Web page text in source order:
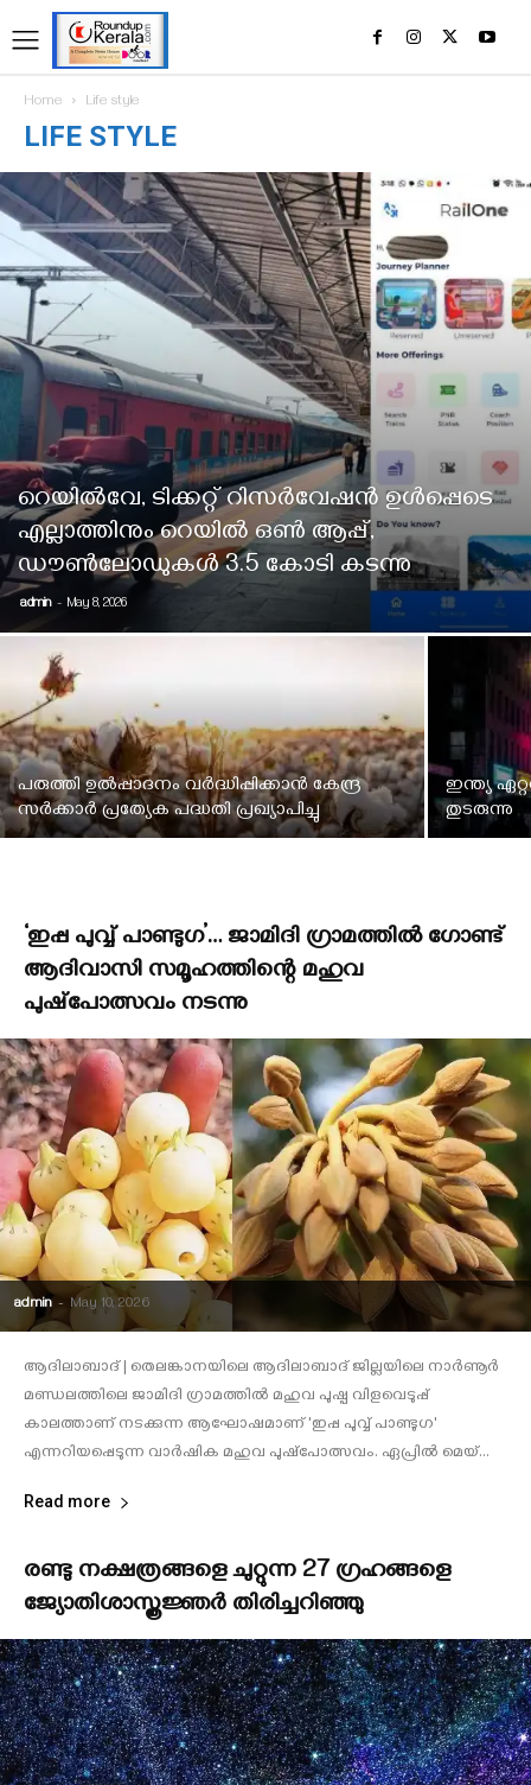
Home Life style
LIFE STYLE
റെയിൽവേ, ടിക്കറ്റ് റിസർവേഷൻ ഉൾപ്പെടെ
എല്ലാത്തിനും റെയിൽ ഒൺ ആപ്പ്,
ഡൗൺലോഡുകൾ 3.5 കോടി കടന്നു
admin - May 8, 2026
പരുത്തി ഉല്‍പ്പാദനം വര്‍ദ്ധിപ്പിക്കാന്‍ കേന്ദ്ര
സര്‍ക്കാര്‍ പ്രത്യേക പദ്ധതി പ്രഖ്യാപിച്ചു
ഇന്ത്യ
തുടരുന്നു
‘ഇപ്പ പുവ്വ് പാണ്ടുഗ’… ജാമിദി ഗ്രാമത്തില്‍ ഗോണ്ട്
ആദിവാസി സമൂഹത്തിന്റെ മഹുവ
പുഷ്‌പോത്സവം നടന്നു
admin - May 10, 2026
ആദിലാബാദ് | തെലങ്കാനയിലെ ആദിലാബാദ് ജില്ലയിലെ നാര്‍ണൂര്‍
മണ്ഡലത്തിലെ ജാമിദി ഗ്രാമത്തില്‍ മഹുവ പുഷ്പ വിളവെടുപ്പ്
കാലത്താണ് നടക്കുന്ന ആഘോഷമാണ് 'ഇപ്പ പുവ്വ് പാണ്ടുഗ'
എന്നറിയപ്പെടുന്ന വാര്‍ഷിക മഹുവ പുഷ്‌പോത്സവം. ഏപ്രില്‍ മെയ്...
Read more
രണ്ടു നക്ഷത്രങ്ങളെ ചുറ്റുന്ന 27 ഗ്രഹങ്ങളെ
ജ്യോതിശാസ്ത്രജ്ഞര്‍ തിരിച്ചറിഞ്ഞു